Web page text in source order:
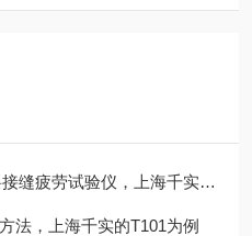
劳试验仪，上海千实T101不错
法，上海千实的T101为例